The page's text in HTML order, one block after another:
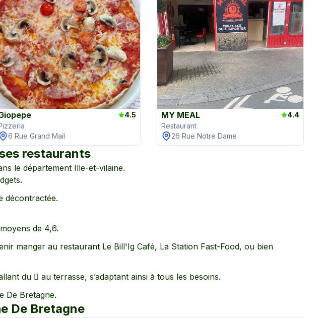
4.5
6 Rue Grand Mail
MY MEAL
4.4
Restaurant
26 Rue Notre Dame
restaurants
le département Ille-et-vilaine.
décontractée.
de 4,6.
manger au restaurant Le Bill'Ig Café, La Station Fast-Food, ou bien
du  au terrasse, s’adaptant ainsi à tous les besoins.
De Bretagne.
De Bretagne